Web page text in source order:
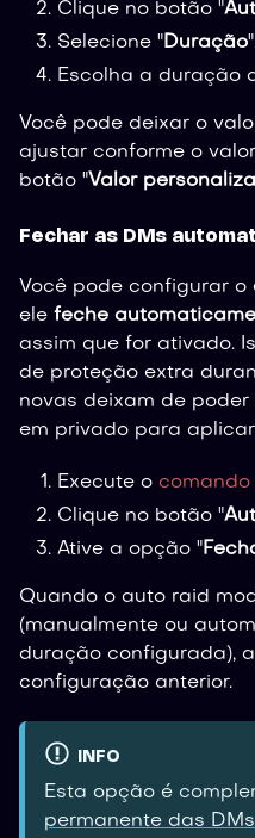
Clique no botão "
Selecione "Duração
Escolha a duração
Você pode deixar o
ajustar conforme o
botão "Valor
Fechar as DMs
Você pode configurar o
ele feche
assim que for ativado.
de proteção extra
novas deixam de
em privado para
Execute o comando
Clique no botão "
Ative a opção "
Quando o auto raid
(manualmente ou
duração configurada),
configuração anterior.
INFO
Esta opção é
permanente das DMs